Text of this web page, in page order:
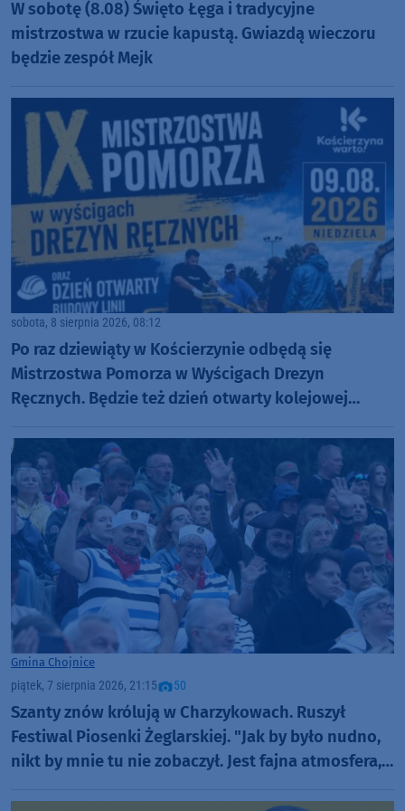
W sobotę (8.08) Święto Łęga i tradycyjne
mistrzostwa w rzucie kapustą. Gwiazdą wieczoru
będzie zespół Mejk
sobota, 8 sierpnia 2026, 08:12
Po raz dziewiąty w Kościerzynie odbędą się
Mistrzostwa Pomorza w Wyścigach Drezyn
Ręcznych. Będzie też dzień otwarty kolejowej
Gmina Chojnice
piątek, 7 sierpnia 2026, 21:15 50
Szanty znów królują w Charzykowach. Ruszył
Festiwal Piosenki Żeglarskiej. "Jak by było nudno,
nikt by mnie tu nie zobaczył. Jest fajna atmosfera,